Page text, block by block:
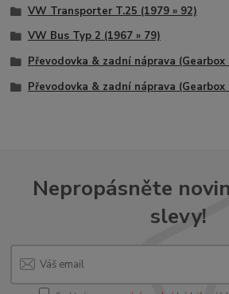
VW Transporter T.25 (1979 » 92)
VW Bus Typ 2 (1967 » 79)
Převodovka & zadní náprava
Převodovka & zadní náprava
Nepropásněte
slevy!